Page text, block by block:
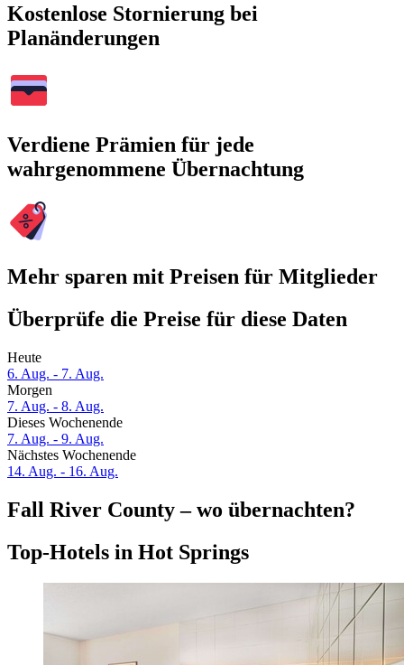
Kostenlose Stornierung bei
Planänderungen
Verdiene Prämien für jede
wahrgenommene Übernachtung
Mehr sparen mit Preisen für Mitglieder
Überprüfe die Preise für diese Daten
Heute
6. Aug. - 7. Aug.
Morgen
7. Aug. - 8. Aug.
Dieses Wochenende
7. Aug. - 9. Aug.
Nächstes Wochenende
14. Aug. - 16. Aug.
Fall River County – wo übernachten?
Top-Hotels in Hot Springs